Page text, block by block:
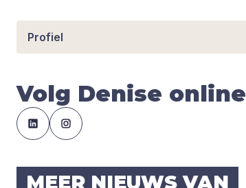
Profiel
Volg Denise online
MEER NIEUWS VAN